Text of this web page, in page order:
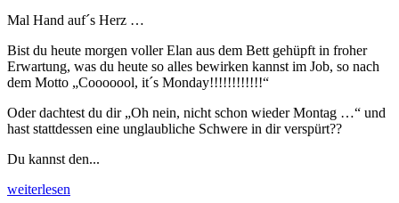
Mal Hand auf´s Herz …
Bist du heute morgen voller Elan aus dem Bett gehüpft in froher
Erwartung, was du heute so alles bewirken kannst im Job, so nach
dem Motto „Cooooool, it´s Monday!!!!!!!!!!!!“
Oder dachtest du dir „Oh nein, nicht schon wieder Montag …“ und
hast stattdessen eine unglaubliche Schwere in dir verspürt??
Du kannst den...
weiterlesen